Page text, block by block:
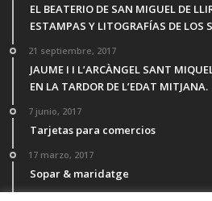
EL BEATERIO DE SAN MIGUEL DE
ESTAMPAS Y LITOGRAFÍAS DE LOS
21 septiembre, 2017
JAUME I I L’ARCÀNGEL SANT
EN LA TARDOR DE L’EDAT MITJANA.
7 junio, 2017
Tarjetas para comercios
17 marzo, 2017
Sopar & maridatge